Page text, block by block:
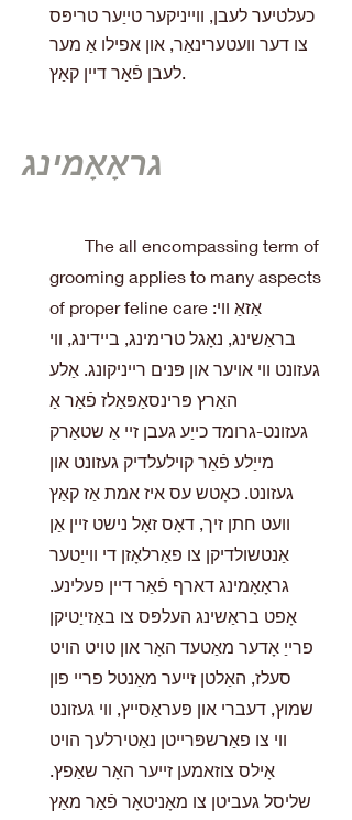
כעלטיער לעבן, ווייניקער טייַער טריפּס
צו דער וועטערינאַר, און אפילו אַ מער
לעבן פֿאַר דיין קאַץ.
גראָאָמינג
The all encompassing term of
grooming applies to many aspects
of proper feline care אַזאַ ווי:
בראַשינג, נאָגל טרימינג, ביידינג, ווי
געזונט ווי אויער און פּנים רייניקונג. אַלע
האַרץ פּרינסאַפּאַלז פֿאַר אַ
געזונט-גרומד כייַע געבן זיי אַ שטאַרק
מייַלע פֿאַר קוילעלדיק געזונט און
געזונט. כאָטש עס איז אמת אַז קאַץ
וועט חתן זיך, דאָס זאָל נישט זיין אַן
אַנטשולדיקן צו פאַרלאָזן די ווייַטער
גראָאָמינג דארף פֿאַר דיין פעלינע.
אָפט בראַשינג העלפּס צו באַזייַטיקן
פרייַ אָדער מאַטעד האָר און טויט הויט
סעלז, האַלטן זייער מאַנטל פריי פון
שמוץ, דעברי און פּעראַסייץ, ווי געזונט
ווי צו פאַרשפּרייטן נאַטירלעך הויט
אָילס צוזאמען זייער האָר שאַפץ.
שליסל געביטן צו מאָניטאָר פֿאַר מאַץ